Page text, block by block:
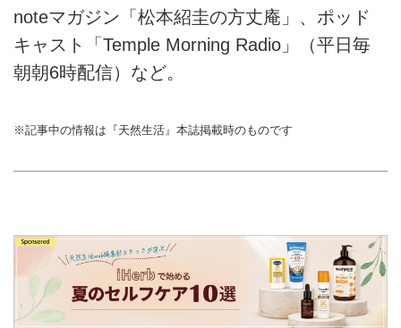
noteマガジン「松本紹圭の方丈庵」、ポッド
キャスト「Temple Morning Radio」（平日毎
朝朝6時配信）など。
※記事中の情報は『天然生活』本誌掲載時のものです